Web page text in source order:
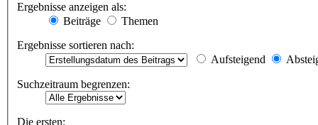
Ergebnisse anzeigen als:
Beiträge
Themen
Ergebnisse sortieren nach:
Aufsteigend
Suchzeitraum begrenzen:
Die ersten: